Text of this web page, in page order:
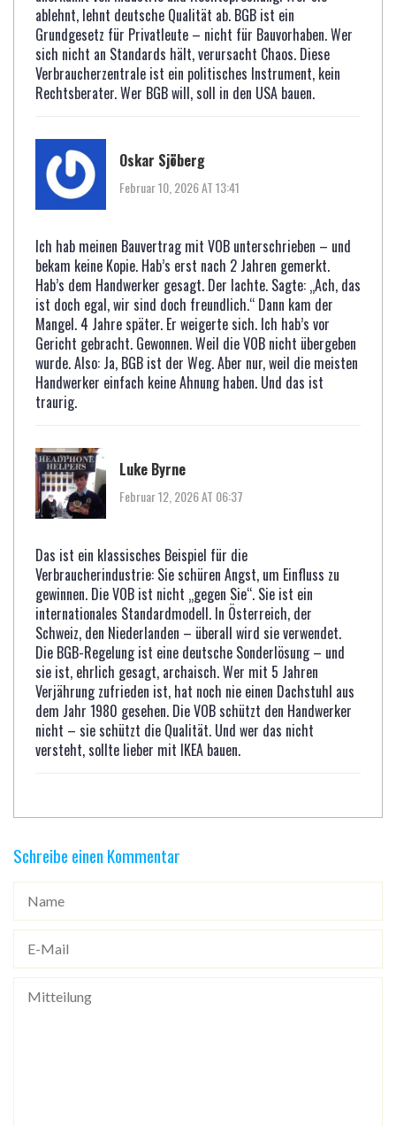
ablehnt, lehnt deutsche Qualität ab. BGB ist ein
Grundgesetz für Privatleute – nicht für Bauvorhaben. Wer
sich nicht an Standards hält, verursacht Chaos. Diese
Verbraucherzentrale ist ein politisches Instrument, kein
Rechtsberater. Wer BGB will, soll in den USA bauen.
Oskar Sjöberg
Februar 10, 2026 AT 13:41
Ich hab meinen Bauvertrag mit VOB unterschrieben – und
bekam keine Kopie. Hab’s erst nach 2 Jahren gemerkt.
Hab’s dem Handwerker gesagt. Der lachte. Sagte: „Ach, das
ist doch egal, wir sind doch freundlich.“ Dann kam der
Mangel. 4 Jahre später. Er weigerte sich. Ich hab’s vor
Gericht gebracht. Gewonnen. Weil die VOB nicht übergeben
wurde. Also: Ja, BGB ist der Weg. Aber nur, weil die meisten
Handwerker einfach keine Ahnung haben. Und das ist
traurig.
Luke Byrne
Februar 12, 2026 AT 06:37
Das ist ein klassisches Beispiel für die
Verbraucherindustrie: Sie schüren Angst, um Einfluss zu
gewinnen. Die VOB ist nicht „gegen Sie“. Sie ist ein
internationales Standardmodell. In Österreich, der
Schweiz, den Niederlanden – überall wird sie verwendet.
Die BGB-Regelung ist eine deutsche Sonderlösung – und
sie ist, ehrlich gesagt, archaisch. Wer mit 5 Jahren
Verjährung zufrieden ist, hat noch nie einen Dachstuhl aus
dem Jahr 1980 gesehen. Die VOB schützt den Handwerker
nicht – sie schützt die Qualität. Und wer das nicht
versteht, sollte lieber mit IKEA bauen.
Schreibe einen Kommentar